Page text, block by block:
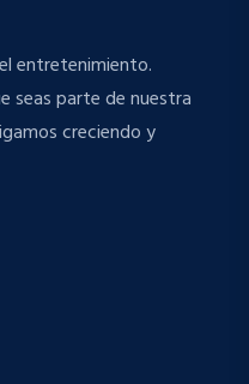
entretenimiento.
seas parte de nuestra
creciendo y